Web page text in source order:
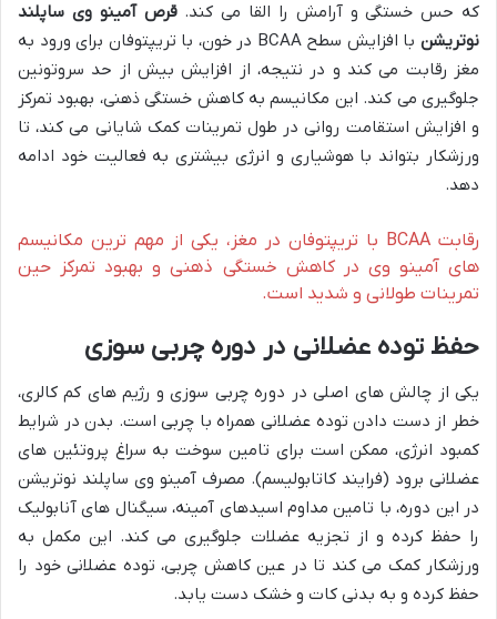
که حس خستگی و آرامش را القا می کند.قرص آمینو وی ساپلند
نوتریشن
با افزایش سطح BCAA در خون، با تریپتوفان برای ورود به
مغز رقابت می کند و در نتیجه، از افزایش بیش از حد سروتونین
جلوگیری می کند. این مکانیسم به کاهش خستگی ذهنی، بهبود تمرکز
و افزایش استقامت روانی در طول تمرینات کمک شایانی می کند، تا
ورزشکار بتواند با هوشیاری و انرژی بیشتری به فعالیت خود ادامه
دهد.
رقابت BCAA با تریپتوفان در مغز، یکی از مهم ترین مکانیسم
های آمینو وی در کاهش خستگی ذهنی و بهبود تمرکز حین
تمرینات طولانی و شدید است.
حفظ توده عضلانی در دوره چربی سوزی
یکی از چالش های اصلی در دوره چربی سوزی و رژیم های کم کالری،
خطر از دست دادن توده عضلانی همراه با چربی است. بدن در شرایط
کمبود انرژی، ممکن است برای تامین سوخت به سراغ پروتئین های
عضلانی برود (فرایند کاتابولیسم). مصرف آمینو وی ساپلند نوتریشن
در این دوره، با تامین مداوم اسیدهای آمینه، سیگنال های آنابولیک
را حفظ کرده و از تجزیه عضلات جلوگیری می کند. این مکمل به
ورزشکار کمک می کند تا در عین کاهش چربی، توده عضلانی خود را
حفظ کرده و به بدنی کات و خشک دست یابد.